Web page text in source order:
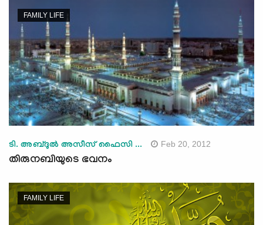
FAMILY LIFE
ടി. അബ്ദുല്‍ അസീസ് ഫൈസി ... Feb 20, 2012
തിരുനബിയുടെ ഭവനം
FAMILY LIFE